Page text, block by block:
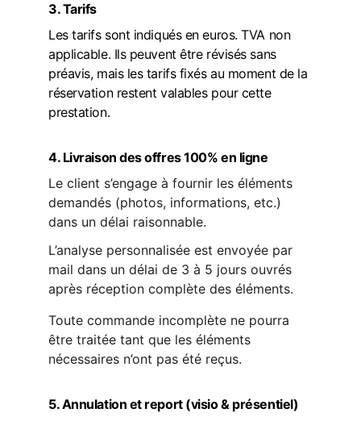
3. Tarifs
Les tarifs sont indiqués en euros. TVA non
applicable. Ils peuvent être révisés sans
préavis, mais les tarifs fixés au moment de la
réservation restent valables pour cette
prestation.
4. Livraison des offres 100% en ligne
Le client s’engage à fournir les éléments
demandés (photos, informations, etc.)
dans un délai raisonnable.
L’analyse personnalisée est envoyée par
mail dans un délai de 3 à 5 jours ouvrés
après réception complète des éléments.
Toute commande incomplète ne pourra
être traitée tant que les éléments
nécessaires n’ont pas été reçus.
5. Annulation et report (visio & présentiel)